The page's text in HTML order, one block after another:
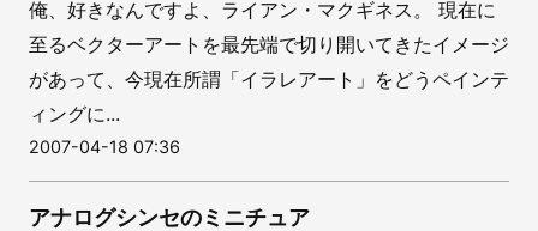
俺、好きなんですよ、ライアン・マクギネス。 現在に
至るベクターアートを最先端で切り開いてきたイメージ
があって、今現在所謂「イラレアート」をどうペインテ
ィングに...
2007-04-18 07:36
アナログシンセのミニチュア